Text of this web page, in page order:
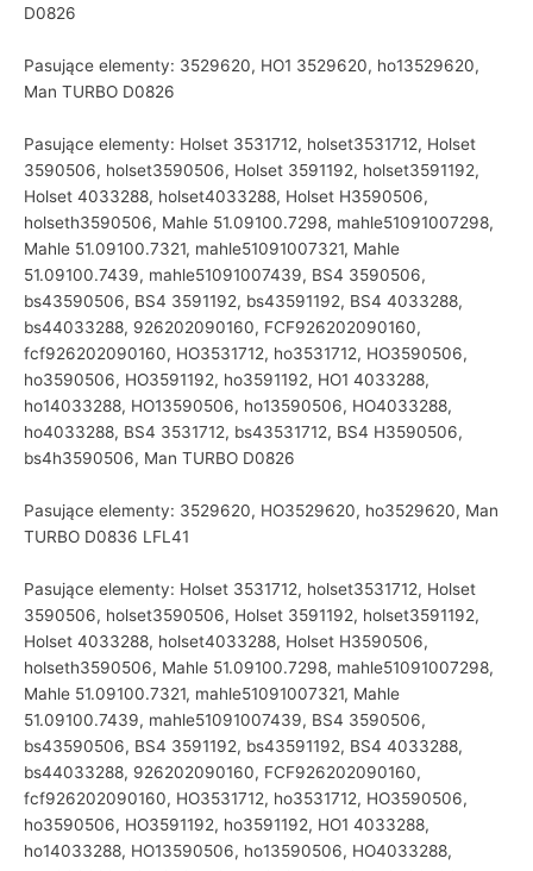
D0826
Pasujące elementy: 3529620, HO1 3529620, ho13529620,
Man TURBO D0826
Pasujące elementy: Holset 3531712, holset3531712, Holset
3590506, holset3590506, Holset 3591192, holset3591192,
Holset 4033288, holset4033288, Holset H3590506,
holseth3590506, Mahle 51.09100.7298, mahle51091007298,
Mahle 51.09100.7321, mahle51091007321, Mahle
51.09100.7439, mahle51091007439, BS4 3590506,
bs43590506, BS4 3591192, bs43591192, BS4 4033288,
bs44033288, 926202090160, FCF926202090160,
fcf926202090160, HO3531712, ho3531712, HO3590506,
ho3590506, HO3591192, ho3591192, HO1 4033288,
ho14033288, HO13590506, ho13590506, HO4033288,
ho4033288, BS4 3531712, bs43531712, BS4 H3590506,
bs4h3590506, Man TURBO D0826
Pasujące elementy: 3529620, HO3529620, ho3529620, Man
TURBO D0836 LFL41
Pasujące elementy: Holset 3531712, holset3531712, Holset
3590506, holset3590506, Holset 3591192, holset3591192,
Holset 4033288, holset4033288, Holset H3590506,
holseth3590506, Mahle 51.09100.7298, mahle51091007298,
Mahle 51.09100.7321, mahle51091007321, Mahle
51.09100.7439, mahle51091007439, BS4 3590506,
bs43590506, BS4 3591192, bs43591192, BS4 4033288,
bs44033288, 926202090160, FCF926202090160,
fcf926202090160, HO3531712, ho3531712, HO3590506,
ho3590506, HO3591192, ho3591192, HO1 4033288,
ho14033288, HO13590506, ho13590506, HO4033288,